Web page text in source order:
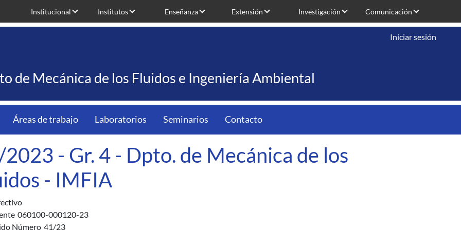
Institucional Institutos Enseñanza Extensión Investigación Comunicación
de Mecánica de los Fluidos e Ingeniería Ambiental
Iniciar sesión
Áreas de trabajo Laboratorios Seminarios Contacto
- Gr. 4 - Dpto. de Mecánica de los
- IMFIA
060100-000120-23
Número 41/23